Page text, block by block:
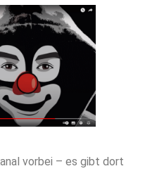
vorbei – es gibt dort